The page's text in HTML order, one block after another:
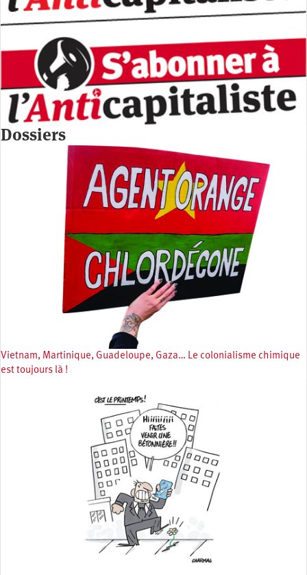
Dossiers
Vietnam, Martinique, Guadeloupe, Gaza… Le colonialisme chimique
est toujours là !